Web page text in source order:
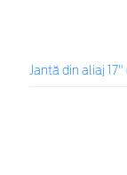
Jantă din aliaj